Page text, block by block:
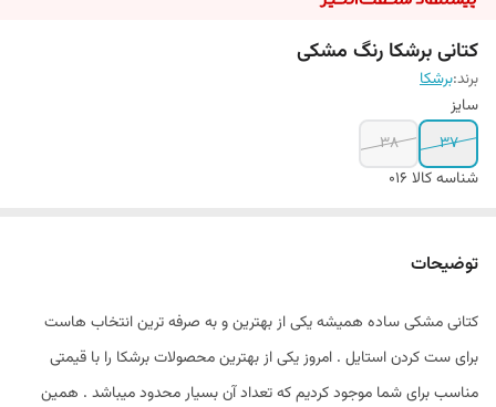
کتانی برشکا رنگ مشکی
برند:برشکا
سایز
37
38
شناسه کالا 016
توضیحات
کتانی مشکی ساده همیشه یکی از بهترین و به صرفه ترین انتخاب هاست
برای ست کردن استایل . امروز یکی از بهترین محصولات برشکا را با قیمتی
مناسب برای شما موجود کردیم که تعداد آن بسیار محدود میباشد . همین